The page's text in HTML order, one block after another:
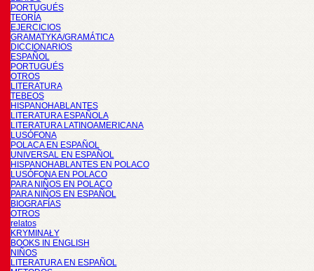
PORTUGUÉS
TEORÍA
EJERCICIOS
GRAMATYKA/GRAMÁTICA
DICCIONARIOS
ESPAÑOL
PORTUGUÉS
OTROS
LITERATURA
TEBEOS
HISPANOHABLANTES
LITERATURA ESPAÑOLA
LITERATURA LATINOAMERICANA
LUSÓFONA
POLACA EN ESPAÑOL
UNIVERSAL EN ESPAÑOL
HISPANOHABLANTES EN POLACO
LUSÓFONA EN POLACO
PARA NIÑOS EN POLACO
PARA NIÑOS EN ESPAÑOL
BIOGRAFÍAS
OTROS
relatos
KRYMINAŁY
BOOKS IN ENGLISH
NIÑOS
LITERATURA EN ESPAÑOL